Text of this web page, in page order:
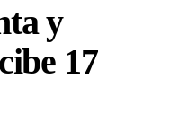
y
17